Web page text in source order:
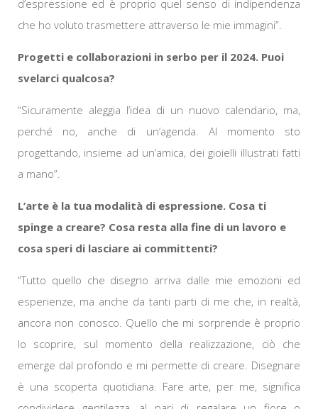
d’espressione ed è proprio quel senso di indipendenza
che ho voluto trasmettere attraverso le mie immagini”.
Progetti e collaborazioni in serbo per il 2024. Puoi
svelarci qualcosa?
“Sicuramente aleggia l’idea di un nuovo calendario, ma,
perché no, anche di un’agenda. Al momento sto
progettando, insieme ad un’amica, dei gioielli illustrati fatti
a mano”.
L’arte è la tua modalità di espressione. Cosa ti
spinge a creare? Cosa resta alla fine di un lavoro e
cosa speri di lasciare ai committenti?
“Tutto quello che disegno arriva dalle mie emozioni ed
esperienze, ma anche da tanti parti di me che, in realtà,
ancora non conosco. Quello che mi sorprende è proprio
lo scoprire, sul momento della realizzazione, ciò che
emerge dal profondo e mi permette di creare. Disegnare
è una scoperta quotidiana. Fare arte, per me, significa